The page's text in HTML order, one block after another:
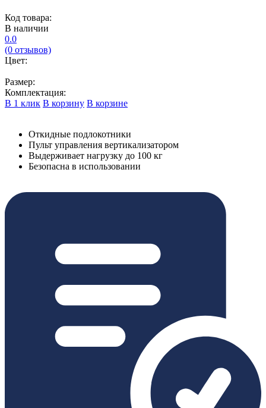
Код товара:
В наличии
0.0
(0 отзывов)
Цвет:
Размер:
Комплектация:
В 1 клик В корзину В корзине
Откидные подлокотники
Пульт управления вертикализатором
Выдерживает нагрузку до 100 кг
Безопасна в использовании